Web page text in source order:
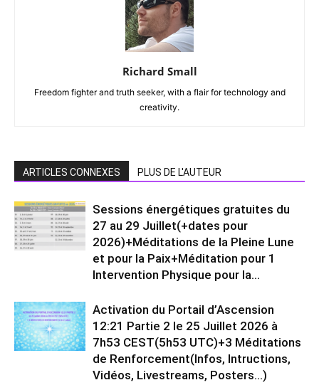
Richard Small
Freedom fighter and truth seeker, with a flair for technology and
creativity.
ARTICLES CONNEXES PLUS DE L'AUTEUR
Sessions énergétiques gratuites du
27 au 29 Juillet(+dates pour
2026)+Méditations de la Pleine Lune
et pour la Paix+Méditation pour 1
Intervention Physique pour la...
Activation du Portail d’Ascension
12:21 Partie 2 le 25 Juillet 2026 à
7h53 CEST(5h53 UTC)+3 Méditations
de Renforcement(Infos, Intructions,
Vidéos, Livestreams, Posters…)